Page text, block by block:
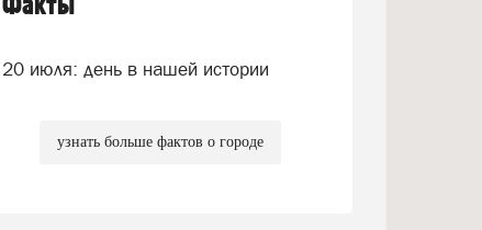
20 июля: день в нашей истории
узнать больше фактов о городе